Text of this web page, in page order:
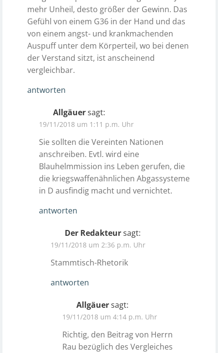
mehr Unheil, desto größer der Gewinn. Das
Gefühl von einem G36 in der Hand und das
von einem angst- und krankmachenden
Auspuff unter dem Körperteil, wo bei denen
der Verstand sitzt, ist anscheinend
vergleichbar.
antworten
Allgäuersagt:
19/11/2018 um 1:11 p.m. Uhr
Sie sollten die Vereinten Nationen
anschreiben. Evtl. wird eine
Blauhelmmission ins Leben gerufen, die
die kriegswaffenähnlichen Abgassysteme
in D ausfindig macht und vernichtet.
antworten
Der Redakteursagt:
19/11/2018 um 2:36 p.m. Uhr
Stammtisch-Rhetorik
antworten
Allgäuersagt:
19/11/2018 um 4:14 p.m. Uhr
Richtig, den Beitrag von Herrn
Rau bezüglich des Vergleiches